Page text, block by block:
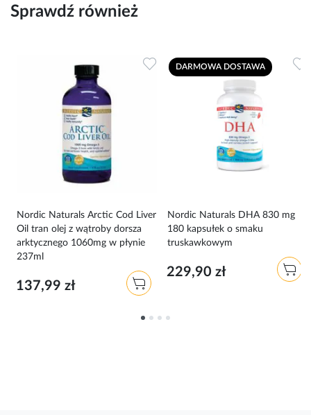
Sprawdź również
Dodaj do ulubionych
Nordic Naturals Arctic Cod Liver
Oil tran olej z wątroby dorsza
arktycznego 1060mg w płynie
237ml
137,99 zł
Dodaj do ulubionych
DARMOWA DOSTAWA
Nordic Naturals DHA 830 mg
180 kapsułek o smaku
truskawkowym
229,90 zł